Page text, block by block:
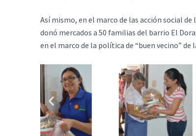
Así mismo, en el marco de las acción social
donó mercados a 50 familias del barrio El
en el marco de la política de “buen vecino” de